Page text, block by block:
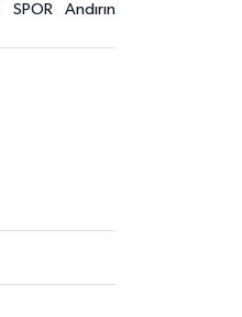
SPOR Andırın